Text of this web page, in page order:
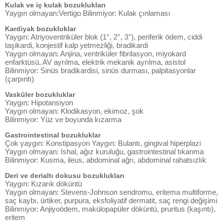
Kulak ve iç kulak bozuklukları
Yaygın olmayan:Vertigo Bilinmiyor: Kulak çınlaması
Kardiyak bozukluklar
Yaygın: Atriyoventriküler blok (1°, 2°, 3°), periferik ödem, ciddi
taşikardi, konjestif kalp yetmezliği, bradikardi
Yaygın olmayan: Anjina, ventriküler fibrilasyon, miyokard
enfarktüsü, AV ayrılma, elektrik mekanik ayrılma, asistol
Bilinmiyor: Sinüs bradikardisi, sinüs durması, palpitasyonlar
(çarpıntı)
Vasküler bozukluklar
Yaygın: Hipotansiyon
Yaygın olmayan: Klodikasyon, ekimoz, şok
Bilinmiyor: Yüz ve boyunda kızarma
Gastrointestinal bozukluklar
Çok yaygın: Konstipasyon Yaygın: Bulantı, gingival hiperplazi
Yaygın olmayan: Ishal, ağız kuruluğu, gastrointestinal tıkanma
Bilinmiyor: Kusma, ileus, abdominal ağrı, abdominal rahatsızlık
Deri ve derialtı dokusu bozuklukları
Yaygın: Kızarık döküntü
Yaygın olmayan: Stevens-Johnson sendromu, eritema multiforme,
saç kaybı, ürtiker, purpura, eksfoliyatif dermatit, saç rengi değişimi
Bilinmiyor: Anjiyoödem, makülopapüler döküntü, pruritus (kaşıntı),
eritem